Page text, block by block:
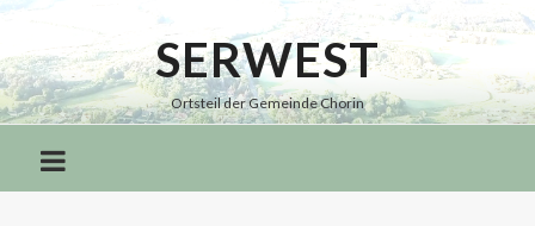
Serwest
SERWEST
Ortsteil der Gemeinde Chorin